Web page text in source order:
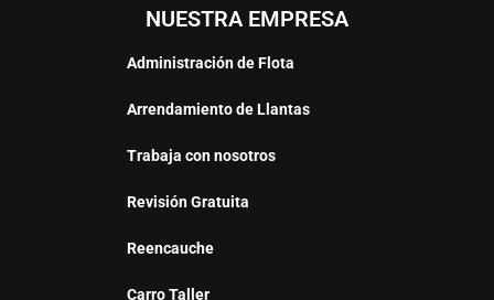
NUESTRA EMPRESA
Administración de Flota
Arrendamiento de Llantas
Trabaja con nosotros
Revisión Gratuita
Reencauche
Carro Taller